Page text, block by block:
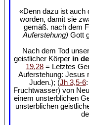
«Denn dazu ist auch
worden, damit sie
gemäß. nach dem
Auferstehung) Gott
Nach dem Tod
geistlicher Körper in
19,28 = Letztes
Auferstehung: Jesus
Juden.); (Jh 3,5-6:
Fruchtwasser) von
einem unsterblichen
unsterblichen